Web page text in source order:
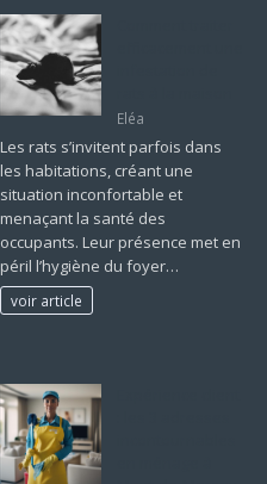
Eléa
Les rats s’invitent parfois dans
les habitations, créant une
situation inconfortable et
menaçant la santé des
occupants. Leur présence met en
péril l’hygiène du foyer…
voir article